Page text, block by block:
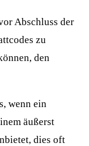
Abschluss der
zu
den
wenn ein
äußerst
dies oft